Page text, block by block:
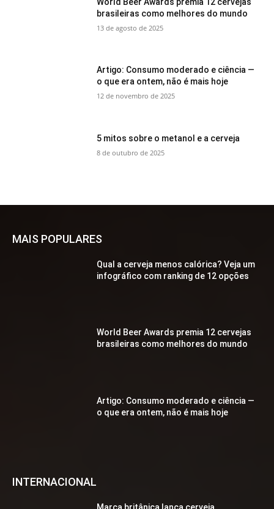
brasileiras como melhores do mundo
13 de agosto de 2025
Artigo: Consumo moderado e ciência —
o que era ontem, não é mais hoje
12 de novembro de 2025
5 mitos sobre o metanol e a cerveja
8 de outubro de 2025
MAIS POPULARES
Qual a cerveja menos calórica? Veja um
infográfico com ranking de 12 opções
World Beer Awards premia 12 cervejas
brasileiras como melhores do mundo
Artigo: Consumo moderado e ciência —
o que era ontem, não é mais hoje
INTERNACIONAL
Marca britânica lança cerveja